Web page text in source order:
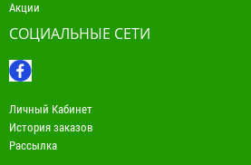
Акции
СОЦИАЛЬНЫЕ СЕТИ
Личный Кабинет
История заказов
Рассылка